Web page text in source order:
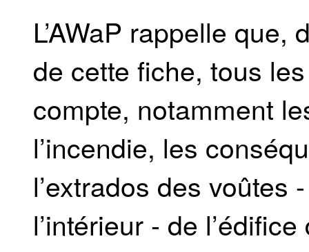
L’AWaP rappelle
de cette fiche, tous
compte, notamment
l’incendie, les
l’extrados des voûtes
l’intérieur - de